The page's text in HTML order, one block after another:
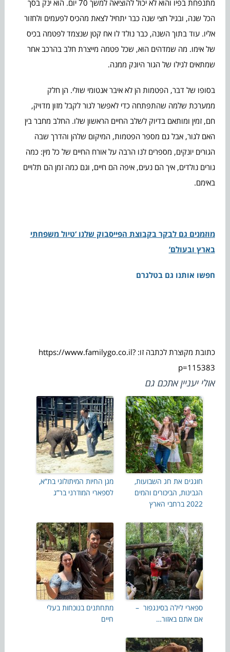
מתנפחת בפיו והוא לא יכול להוציאה למשך 70 יום. הוא ינק בסך
הכל שנה, ובגיל חצי שנה כבר יתחיל לצאת מהכיס לפעמים ולחזור
אליו. עוד בתוך השנה, כבר נולד לו אח קטן שנצמד לפטמה בכיס
של אימו. מה שמדהים הוא, שכל פטמה מייצרת חלב בהרכב אחר
שמתאים לגילו של הגור היונק ממנה.
בסופו של דבר, הפטמות הן לא איבר אנטומי שולי. הן חלק
ממערכת שלמה שהתפתחה כדי לאפשר לגור לקבל מזון מדויק,
חם, זמין ומותאם בדיוק לשלב החיים הראשון שלו. החלב מחבר בין
האם לגור, אבל גם מספר הפטמות, המיקום שלהן והדרך שבה
הגורים יונקים, מספרים לנו הרבה על אורח החיים של כל מין: כמה
גורים נולדים, איך הם נעים, איפה הם חיים, וגם כמה זמן הם תלויים
באימם.
מוזמנים גם לבקר בקבוצת הפייסבוק שלנו ‘טיול משפחתי
בארץ ובעולם’
חפשו אותנו גם בטלגרם
כתובת מקוצרת לכתבה זו: https://www.familygo.co.il?
p=115383
אולי יעניין אתכם גם
חוגגים את חג השבועות,
הגבינות, הביכורים והמים
2022 ברחבי הארץ
מגן החיות המיתולוגי בת”א,
לספארי המודרני בר”ג
ספארי לילה בסינגפור –
אם אתם באזור…
מתחתנים בנוכחות בעלי
חיים